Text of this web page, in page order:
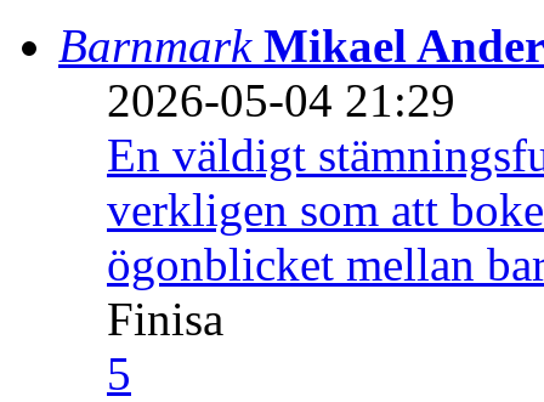
Barnmark Mikael
2026-05-04 21:29
En väldigt
verkligen som att
ögonblicket mellan
Finisa
5